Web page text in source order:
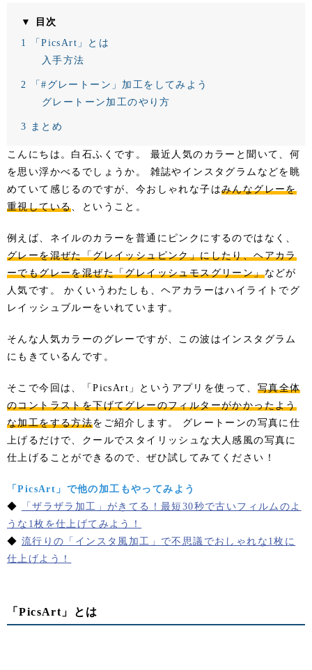
▼ 目次
1
「PicsArt」とは
入手方法
2 「#グレートーン」加工をしてみよう
グレートーン加工のやり方
3 まとめ
こんにちは。白石ふくです。 最近人気のカラーと聞いて、何
を思い浮かべるでしょうか。 雑誌やインスタグラムなどを眺
めていて感じるのですが、今おしゃれな子はみんなグレーを
重視している、ということ。
例えば、ネイルのカラーを普通にピンクにするのではなく、
グレーを混ぜた「グレイッシュピンク」にしたり、ヘアカラ
ーでもグレーを混ぜた「グレイッシュモスグリーン」などが
人気です。 かくいうわたしも、ヘアカラーはハイライトでグ
レイッシュブルーをいれています。
そんな人気カラーのグレーですが、この波はインスタグラム
にもきているんです。
そこで今回は、「PicsArt」というアプリを使って、 写真全体
のコントラストを下げてグレーのフィルターがかかったよう
な加工をする方法をご紹介します。 グレートーンの写真に仕
上げるだけで、クールでスタイリッシュな大人感風の写真に
仕上げることができるので、ぜひ試してみてください！
「PicsArt」で他の加工もやってみよう
◆
「ザラザラ加工」がきてる！最短30秒で古いフィルムのよ
うな1枚を仕上げてみよう！
◆ 流行りの「インスタ風加工」で不思議でおしゃれな1枚に
仕上げよう！
「PicsArt」とは